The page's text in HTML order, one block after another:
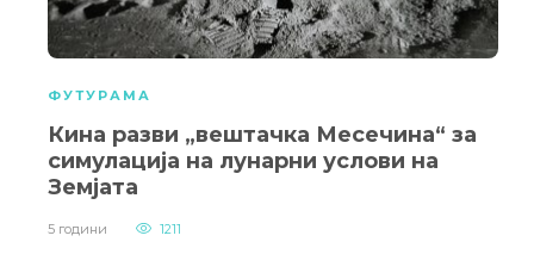
ФУТУРАМА
Кина разви „вештачка Месечина“ за
симулација на лунарни услови на
Земјата
5 години 1211